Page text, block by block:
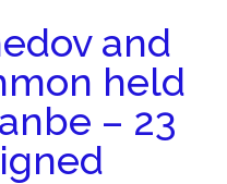
and
held
– 23